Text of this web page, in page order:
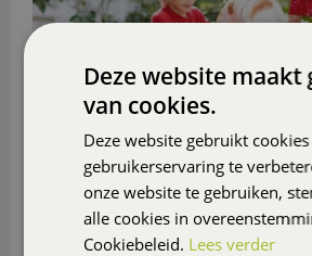
Ga je deze zomer niet op
eigen tuin of op eigen balkon
heerlijk vakantieparadijsje van
(klein)kinderen.
Lees meer...
Deze website maakt
van cookies.
Deze website gebruikt
gebruikerservaring te
onze website te gebruiken,
alle cookies in
Cookiebeleid. Lees verder